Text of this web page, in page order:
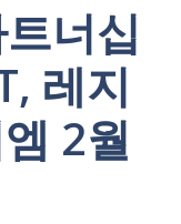
너십
레지
2월